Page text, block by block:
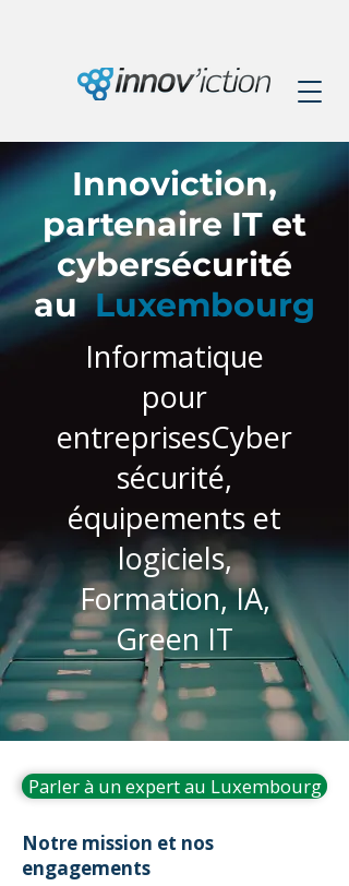
Innoviction,
partenaire IT et
cybersécurité
auLuxembourg
Informatique
pour
entreprisesCyber
sécurité,
équipements et
logiciels,
Formation, IA,
Green IT
Parler à un expert au Luxembourg
Notre mission et nos
engagements